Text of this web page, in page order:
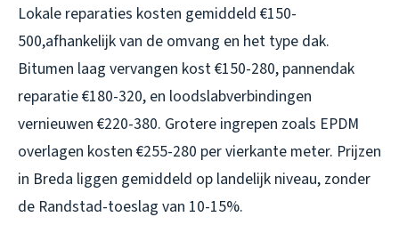
Lokale reparaties kosten gemiddeld €150-
500,afhankelijk van de omvang en het type dak.
Bitumen laag vervangen kost €150-280, pannendak
reparatie €180-320, en loodslabverbindingen
vernieuwen €220-380. Grotere ingrepen zoals EPDM
overlagen kosten €255-280 per vierkante meter. Prijzen
in Breda liggen gemiddeld op landelijk niveau, zonder
de Randstad-toeslag van 10-15%.